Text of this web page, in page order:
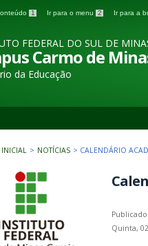
1 Ir para o menu 2 Ir para a
FEDERAL DO SUL DE
Carmo de
da Educação
INICIAL > NOTÍCIAS > CALENDÁRIO
Quinta,